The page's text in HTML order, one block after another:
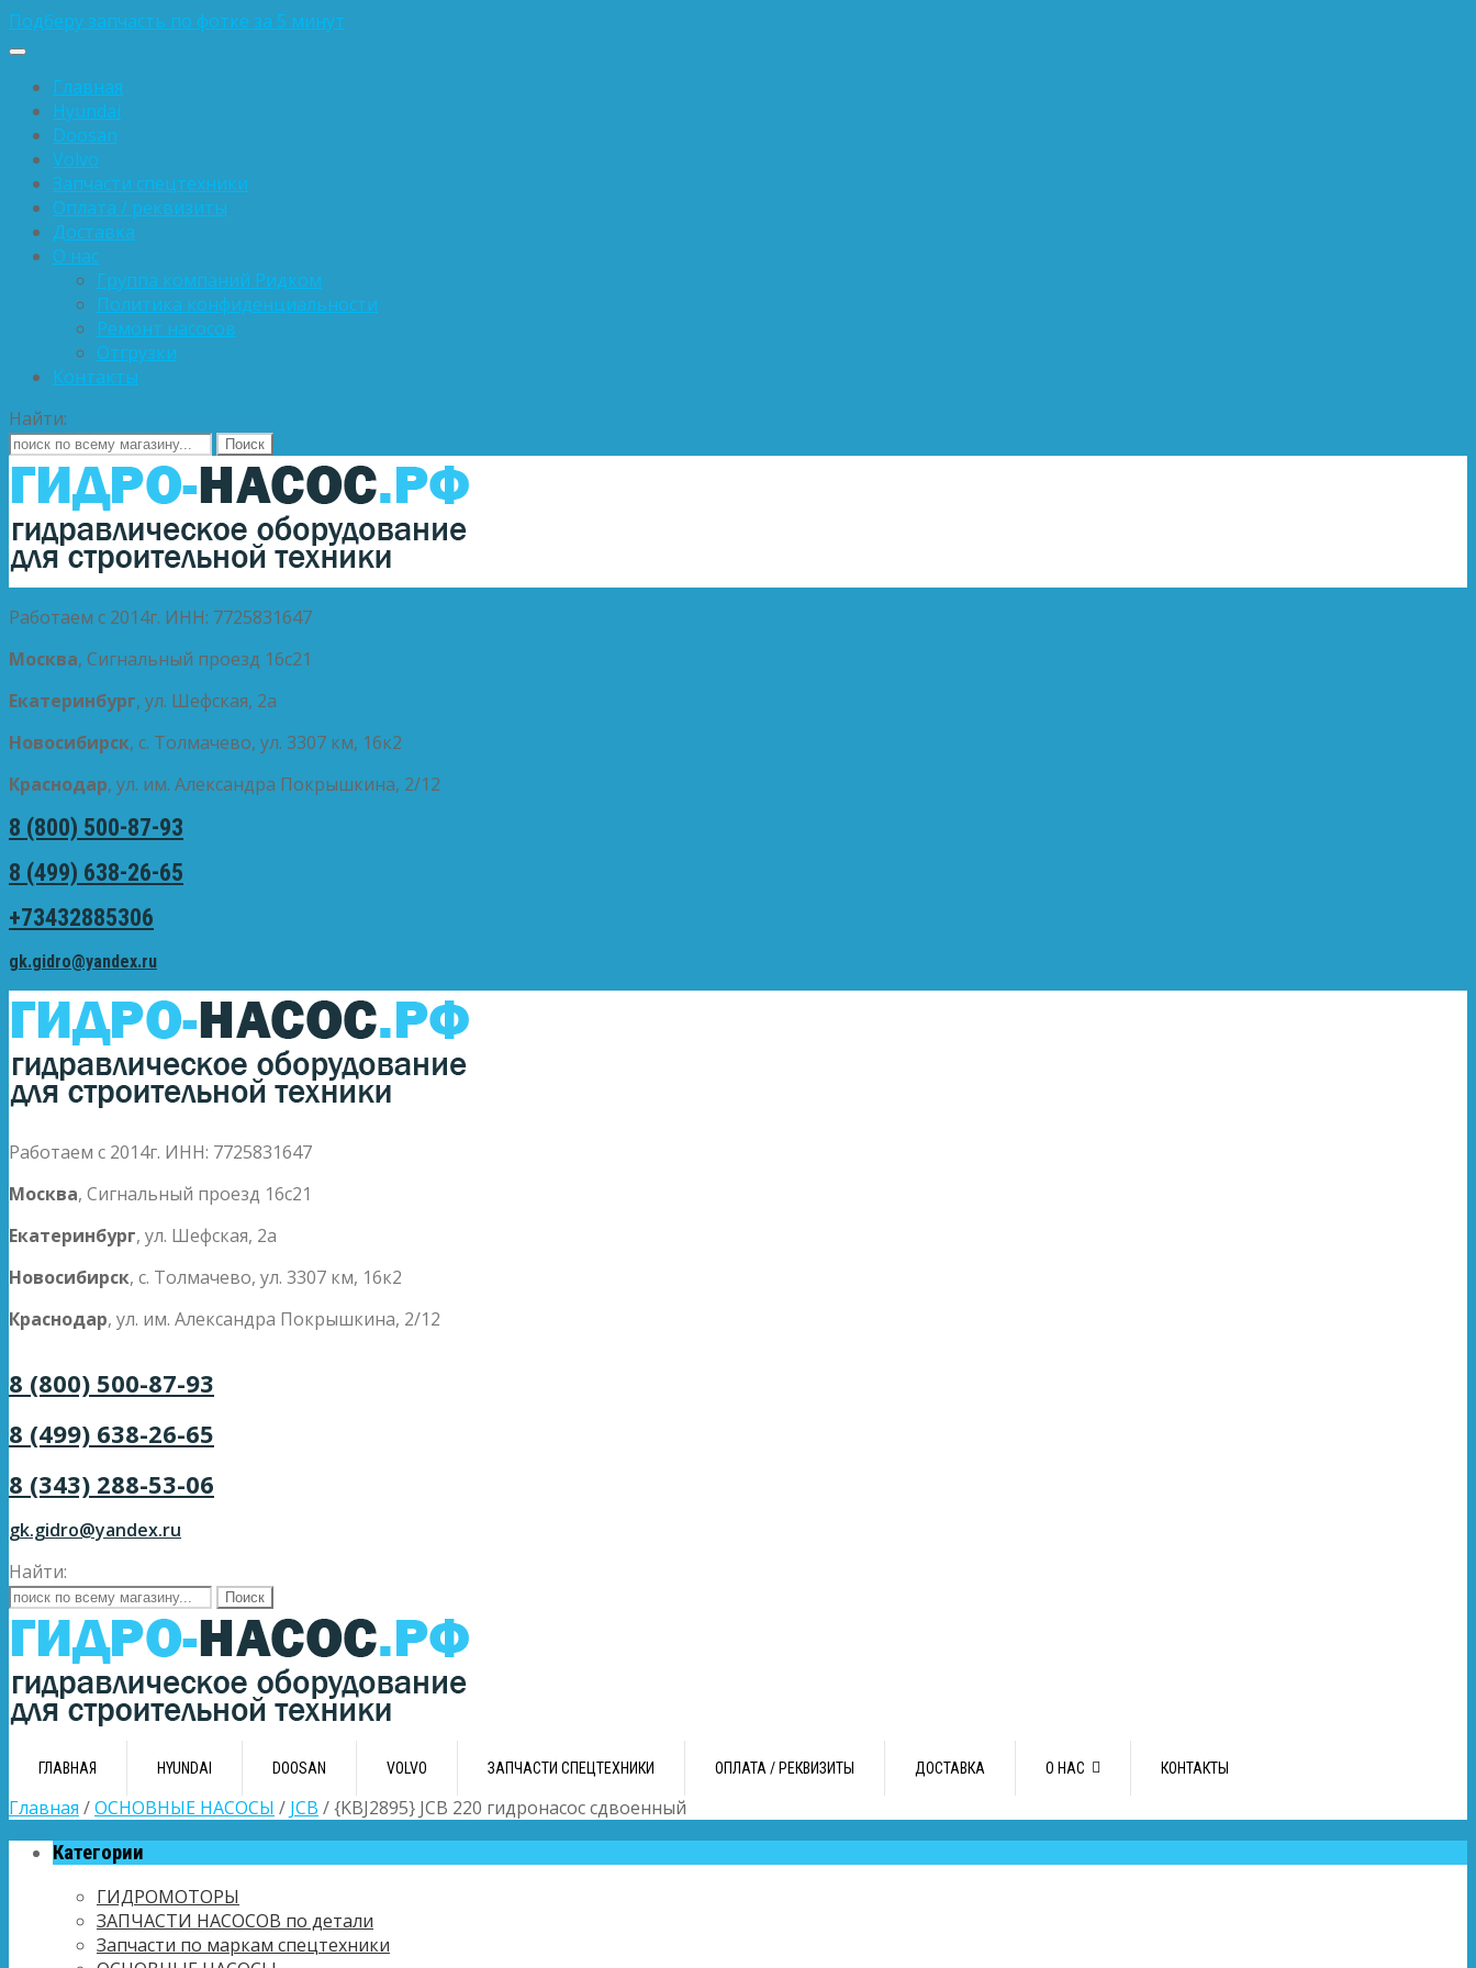
Подберу запчасть по фотке за 5 минут
Главная
Hyundai
Doosan
Volvo
Запчасти спецтехники
Оплата / реквизиты
Доставка
О нас
Группа компаний Ридком
Политика конфиденциальности
Ремонт насосов
Отгрузки
Контакты
Найти:
Работаем с 2014г. ИНН: 7725831647
Москва, Сигнальный проезд 16с21
Екатеринбург, ул. Шефская, 2а
Новосибирск, с. Толмачево, ул. 3307 км, 16к2
Краснодар, ул. им. Александра Покрышкина, 2/12
8 (800) 500-87-93
8 (499) 638-26-65
+73432885306
gk.gidro@yandex.ru
Работаем с 2014г. ИНН: 7725831647
Москва, Сигнальный проезд 16с21
Екатеринбург, ул. Шефская, 2а
Новосибирск, с. Толмачево, ул. 3307 км, 16к2
Краснодар, ул. им. Александра Покрышкина, 2/12
8 (800) 500-87-93
8 (499) 638-26-65
8 (343) 288-53-06
gk.gidro@yandex.ru
Найти:
ГЛАВНАЯ HYUNDAI DOOSAN VOLVO ЗАПЧАСТИ СПЕЦТЕХНИКИ ОПЛАТА / РЕКВИЗИТЫ ДОСТАВКА О НАС КОНТАКТЫ
Главная /ОСНОВНЫЕ НАСОСЫ / JCB / {KBJ2895} JCB 220 гидронасос сдвоенный
Категории
ГИДРОМОТОРЫ
ЗАПЧАСТИ НАСОСОВ по детали
Запчасти по маркам спецтехники